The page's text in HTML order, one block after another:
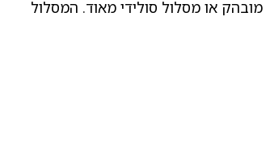
או מסלול סולידי מאוד. המסלול